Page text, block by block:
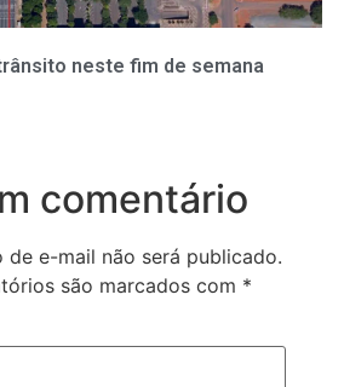
neste fim de semana
comentário
de e-mail não será publicado.
são marcados com *